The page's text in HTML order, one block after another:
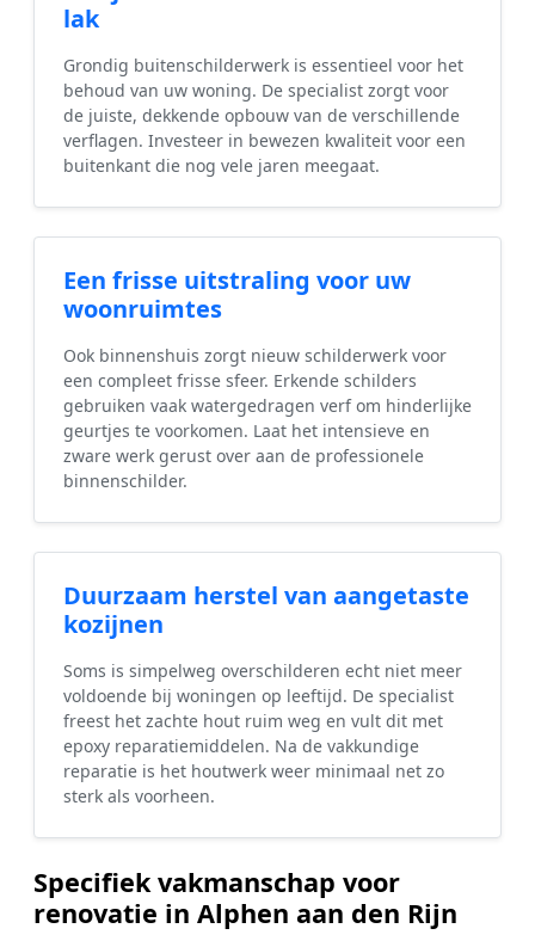
lak
Grondig buitenschilderwerk is essentieel voor het
behoud van uw woning. De specialist zorgt voor
de juiste, dekkende opbouw van de verschillende
verflagen. Investeer in bewezen kwaliteit voor een
buitenkant die nog vele jaren meegaat.
Een frisse uitstraling voor uw
woonruimtes
Ook binnenshuis zorgt nieuw schilderwerk voor
een compleet frisse sfeer. Erkende schilders
gebruiken vaak watergedragen verf om hinderlijke
geurtjes te voorkomen. Laat het intensieve en
zware werk gerust over aan de professionele
binnenschilder.
Duurzaam herstel van aangetaste
kozijnen
Soms is simpelweg overschilderen echt niet meer
voldoende bij woningen op leeftijd. De specialist
freest het zachte hout ruim weg en vult dit met
epoxy reparatiemiddelen. Na de vakkundige
reparatie is het houtwerk weer minimaal net zo
sterk als voorheen.
Specifiek vakmanschap voor
renovatie in Alphen aan den Rijn